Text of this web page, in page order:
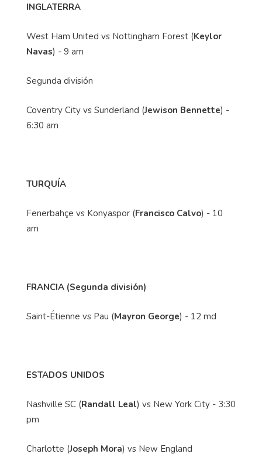
INGLATERRA
West Ham United vs Nottingham Forest (Keylor
Navas) - 9 am
Segunda división
Coventry City vs Sunderland (Jewison Bennette) -
6:30 am
TURQUÍA
Fenerbahçe vs Konyaspor (Francisco Calvo) - 10
am
FRANCIA (Segunda división)
Saint-Étienne vs Pau (Mayron George) - 12 md
ESTADOS UNIDOS
Nashville SC (Randall Leal) vs New York City - 3:30
pm
Charlotte (Joseph Mora) vs New England